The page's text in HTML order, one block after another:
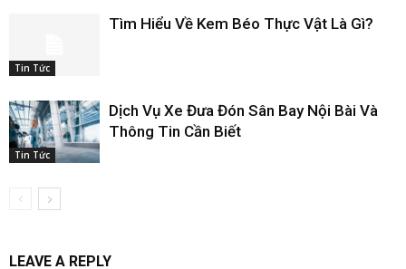
Tin Tức
Tìm Hiểu Về Kem Béo Thực Vật Là Gì?
Tin Tức
Dịch Vụ Xe Đưa Đón Sân Bay Nội Bài Và
Thông Tin Cần Biết
LEAVE A REPLY